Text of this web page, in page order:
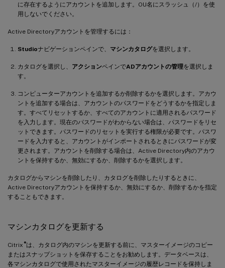
に存在するようにアカウントを追加します。OU名にスラッシュ（/）を使
用しないでください。
Active Directoryアカウントを管理するには：
Studioナビゲーションペインで、 マシンカタログを選択します。
カタログを選択し、 アクションペインでADアカウントの管理を選択しま
す。
コンピューターアカウントを追加するか削除するかを選択します。アカウ
ントを追加する場合は、アカウントのパスワードをどうするかを指定しま
す。すべてリセットするか、すべてのアカウントに適用されるパスワード
を入力します。現在のパスワードがわからない場合は、パスワードをリセ
ットできます。パスワードのリセットを実行する権限が必要です。パスワ
ードを入力すると、アカウントがインポートされるときにパスワードが変
更されます。アカウントを削除する場合は、Active Directory内のアカウ
ントを保持するか、無効にするか、削除するかを選択します。
カタログからマシンを削除したり、カタログを削除したりするときに、
Active Directoryアカウントを保持するか、無効にするか、削除するかを指定
することもできます。
マシンカタログを更新する
Citrix ®は、カタログ内のマシンを更新する前に、マスターイメージのコピー
またはスナップショットを保存することをお勧めします。データベースは、
各マシンカタログで使用されたマスターイメージの履歴レコードを保持しま